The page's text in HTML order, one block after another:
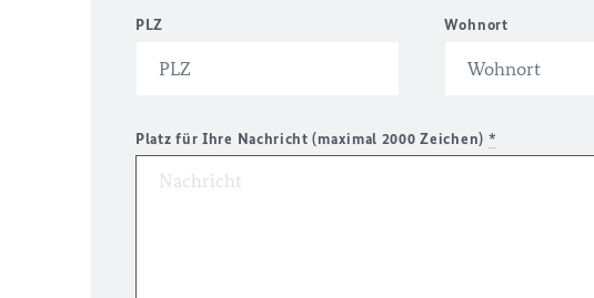
PLZ Wohnort
Platz für Ihre Nachricht (maximal 2000 Zeichen) *